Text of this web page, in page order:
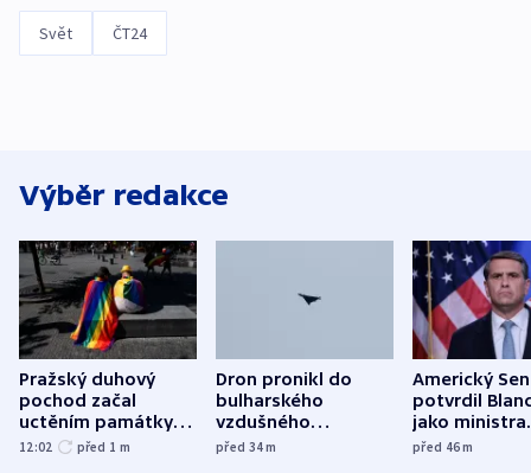
Svět ČT24
Výběr redakce
Pražský duhový
pochod začal
uctěním památky
obětí berlínského
12:02 před 1 m
Dron pronikl do
bulharského
vzdušného
prostoru,
před 34m
Americký
potvrdil
jako ministra
před 46m